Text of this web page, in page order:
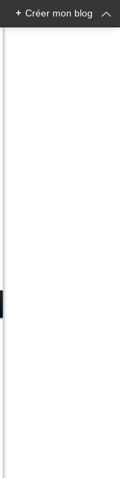
+ Créer mon blog